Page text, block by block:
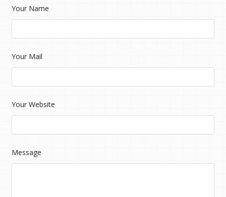
Your Name
Your Mail
Your Website
Message